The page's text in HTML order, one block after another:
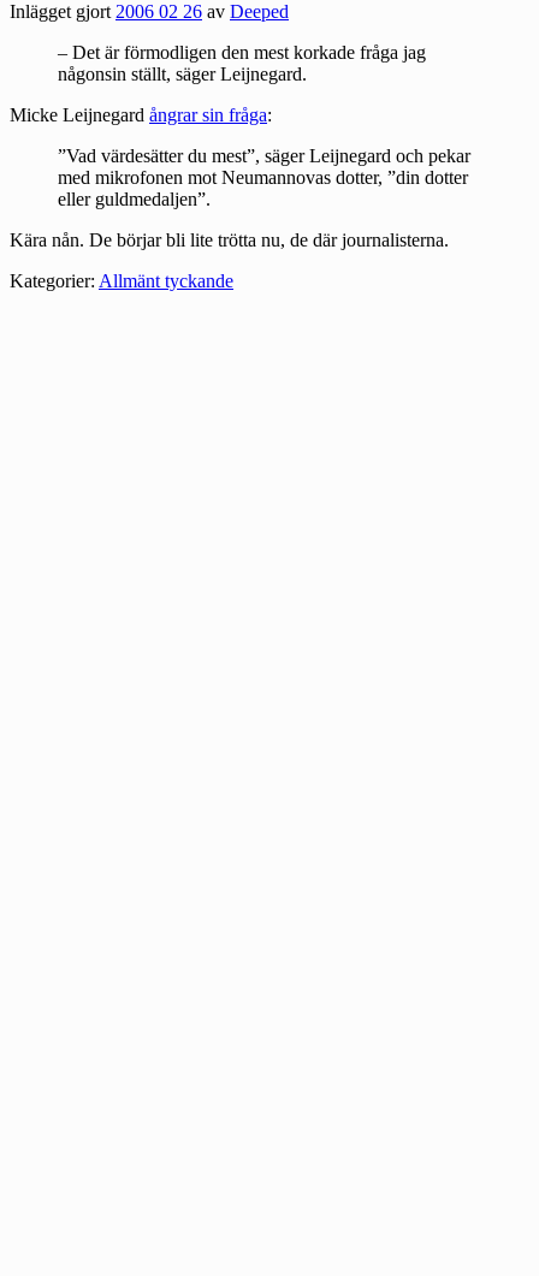
Inlägget gjort2006 02 26 av Deeped
– Det är förmodligen den mest korkade fråga jag
någonsin ställt, säger Leijnegard.
Micke Leijnegard ångrar sin fråga:
”Vad värdesätter du mest”, säger Leijnegard och pekar
med mikrofonen mot Neumannovas dotter, ”din dotter
eller guldmedaljen”.
Kära nån. De börjar bli lite trötta nu, de där journalisterna.
Kategorier: Allmänt tyckande